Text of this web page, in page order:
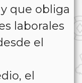
que obliga
laborales
el
el